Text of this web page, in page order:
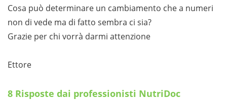
Cosa può determinare un cambiamento che a numeri
non di vede ma di fatto sembra ci sia?
Grazie per chi vorrà darmi attenzione
Ettore
8 Risposte dai professionisti NutriDoc